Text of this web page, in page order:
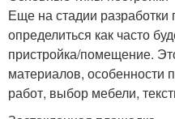
Еще на стадии разработки
определиться как часто
пристройка/помещение.
материалов, особенности
работ, выбор мебели,